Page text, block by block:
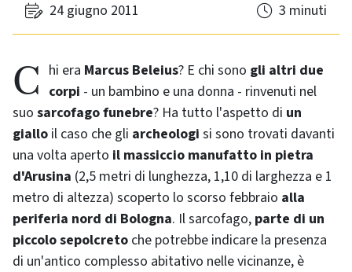
24 giugno 2011 3 minuti
Chi era Marcus Beleius? E chi sono gli altri due
corpi - un bambino e una donna - rinvenuti nel
suo sarcofago funebre? Ha tutto l'aspetto di un
giallo il caso che gli archeologi si sono trovati davanti
una volta aperto il massiccio manufatto in pietra
d'Arusina (2,5 metri di lunghezza, 1,10 di larghezza e 1
metro di altezza) scoperto lo scorso febbraio alla
periferia nord di Bologna. Il sarcofago, parte di un
piccolo sepolcreto che potrebbe indicare la presenza
di un'antico complesso abitativo nelle vicinanze, è